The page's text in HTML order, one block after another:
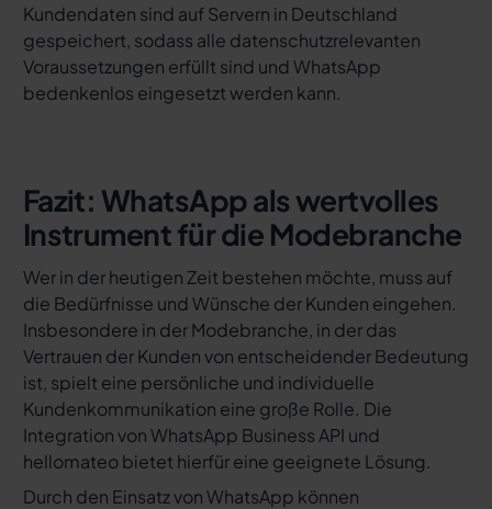
Kundendaten sind auf Servern in Deutschland
gespeichert, sodass alle datenschutzrelevanten
Voraussetzungen erfüllt sind und WhatsApp
bedenkenlos eingesetzt werden kann.
Fazit: WhatsApp als wertvolles
Instrument für die Modebranche
Wer in der heutigen Zeit bestehen möchte, muss auf
die Bedürfnisse und Wünsche der Kunden eingehen.
Insbesondere in der Modebranche, in der das
Vertrauen der Kunden von entscheidender Bedeutung
ist, spielt eine persönliche und individuelle
Kundenkommunikation eine große Rolle. Die
Integration von WhatsApp Business API und
hellomateo bietet hierfür eine geeignete Lösung.
Durch den Einsatz von WhatsApp können